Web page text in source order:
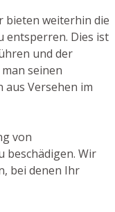
bieten weiterhin die
entsperren. Dies ist
und der
seinen
aus Versehen im
von
beschädigen. Wir
bei denen Ihr